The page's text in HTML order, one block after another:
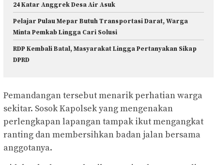
24 Katar Anggrek Desa Air Asuk
Pelajar Pulau Mepar Butuh Transportasi Darat, Warga
Minta Pemkab Lingga Cari Solusi
RDP Kembali Batal, Masyarakat Lingga Pertanyakan Sikap
DPRD
Pemandangan tersebut menarik perhatian warga
sekitar. Sosok Kapolsek yang mengenakan
perlengkapan lapangan tampak ikut mengangkat
ranting dan membersihkan badan jalan bersama
anggotanya.